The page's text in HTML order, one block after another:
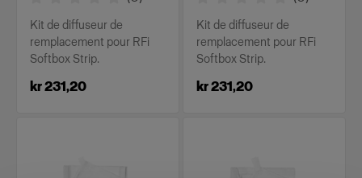
Kit de diffuseur de
remplacement pour RFi
Softbox Strip.
kr 231,20
Kit de diffuseur de
remplacement pour RFi
Softbox Strip.
kr 231,20